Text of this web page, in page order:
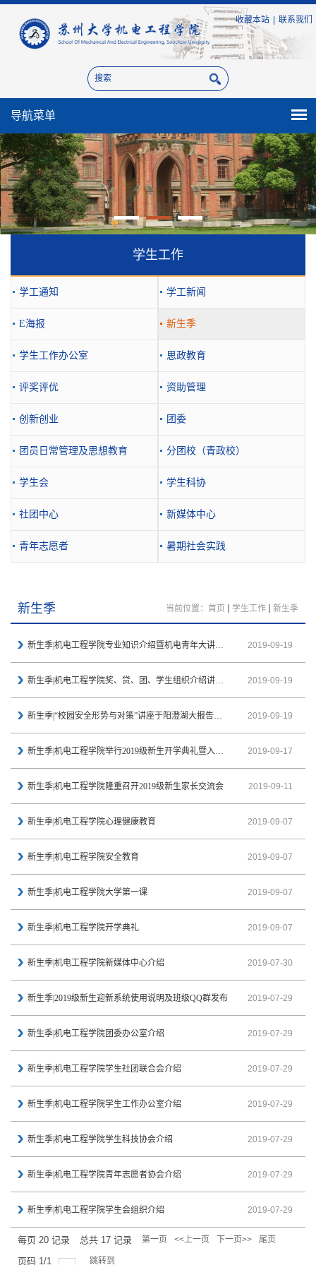
收藏本站 联系我们
导航菜单
学生工作
学工通知 学工新闻
E海报 新生季
学生工作办公室 思政教育
评奖评优 资助管理
创新创业 团委
团员日常管理及思想教育 分团校（青政校）
学生会 学生科协
社团中心 新媒体中心
青年志愿者 暑期社会实践
新生季 当前位置： 首页 学生工作 新生季
新生季|机电工程学院专业知识介绍暨机电青年大讲堂成功举办 2019-09-19
新生季|机电工程学院奖、贷、团、学生组织介绍讲座成功举行 2019-09-19
新生季|“校园安全形势与对策”讲座于阳澄湖大报告厅顺利举行 2019-09-19
新生季|机电工程学院举行2019级新生开学典礼暨入学第一课 2019-09-17
新生季|机电工程学院隆重召开2019级新生家长交流会 2019-09-11
新生季|机电工程学院心理健康教育 2019-09-07
新生季|机电工程学院安全教育 2019-09-07
新生季|机电工程学院大学第一课 2019-09-07
新生季|机电工程学院开学典礼 2019-09-07
新生季|机电工程学院新媒体中心介绍 2019-07-30
新生季|2019级新生迎新系统使用说明及班级QQ群发布 2019-07-29
新生季|机电工程学院团委办公室介绍 2019-07-29
新生季|机电工程学院学生社团联合会介绍 2019-07-29
新生季|机电工程学院学生工作办公室介绍 2019-07-29
新生季|机电工程学院学生科技协会介绍 2019-07-29
新生季|机电工程学院青年志愿者协会介绍 2019-07-29
新生季|机电工程学院学生会组织介绍 2019-07-29
每页 20 记录 总共 17 记录 第一页 <<上一页 下一页>> 尾页
页码 1/1 跳转到